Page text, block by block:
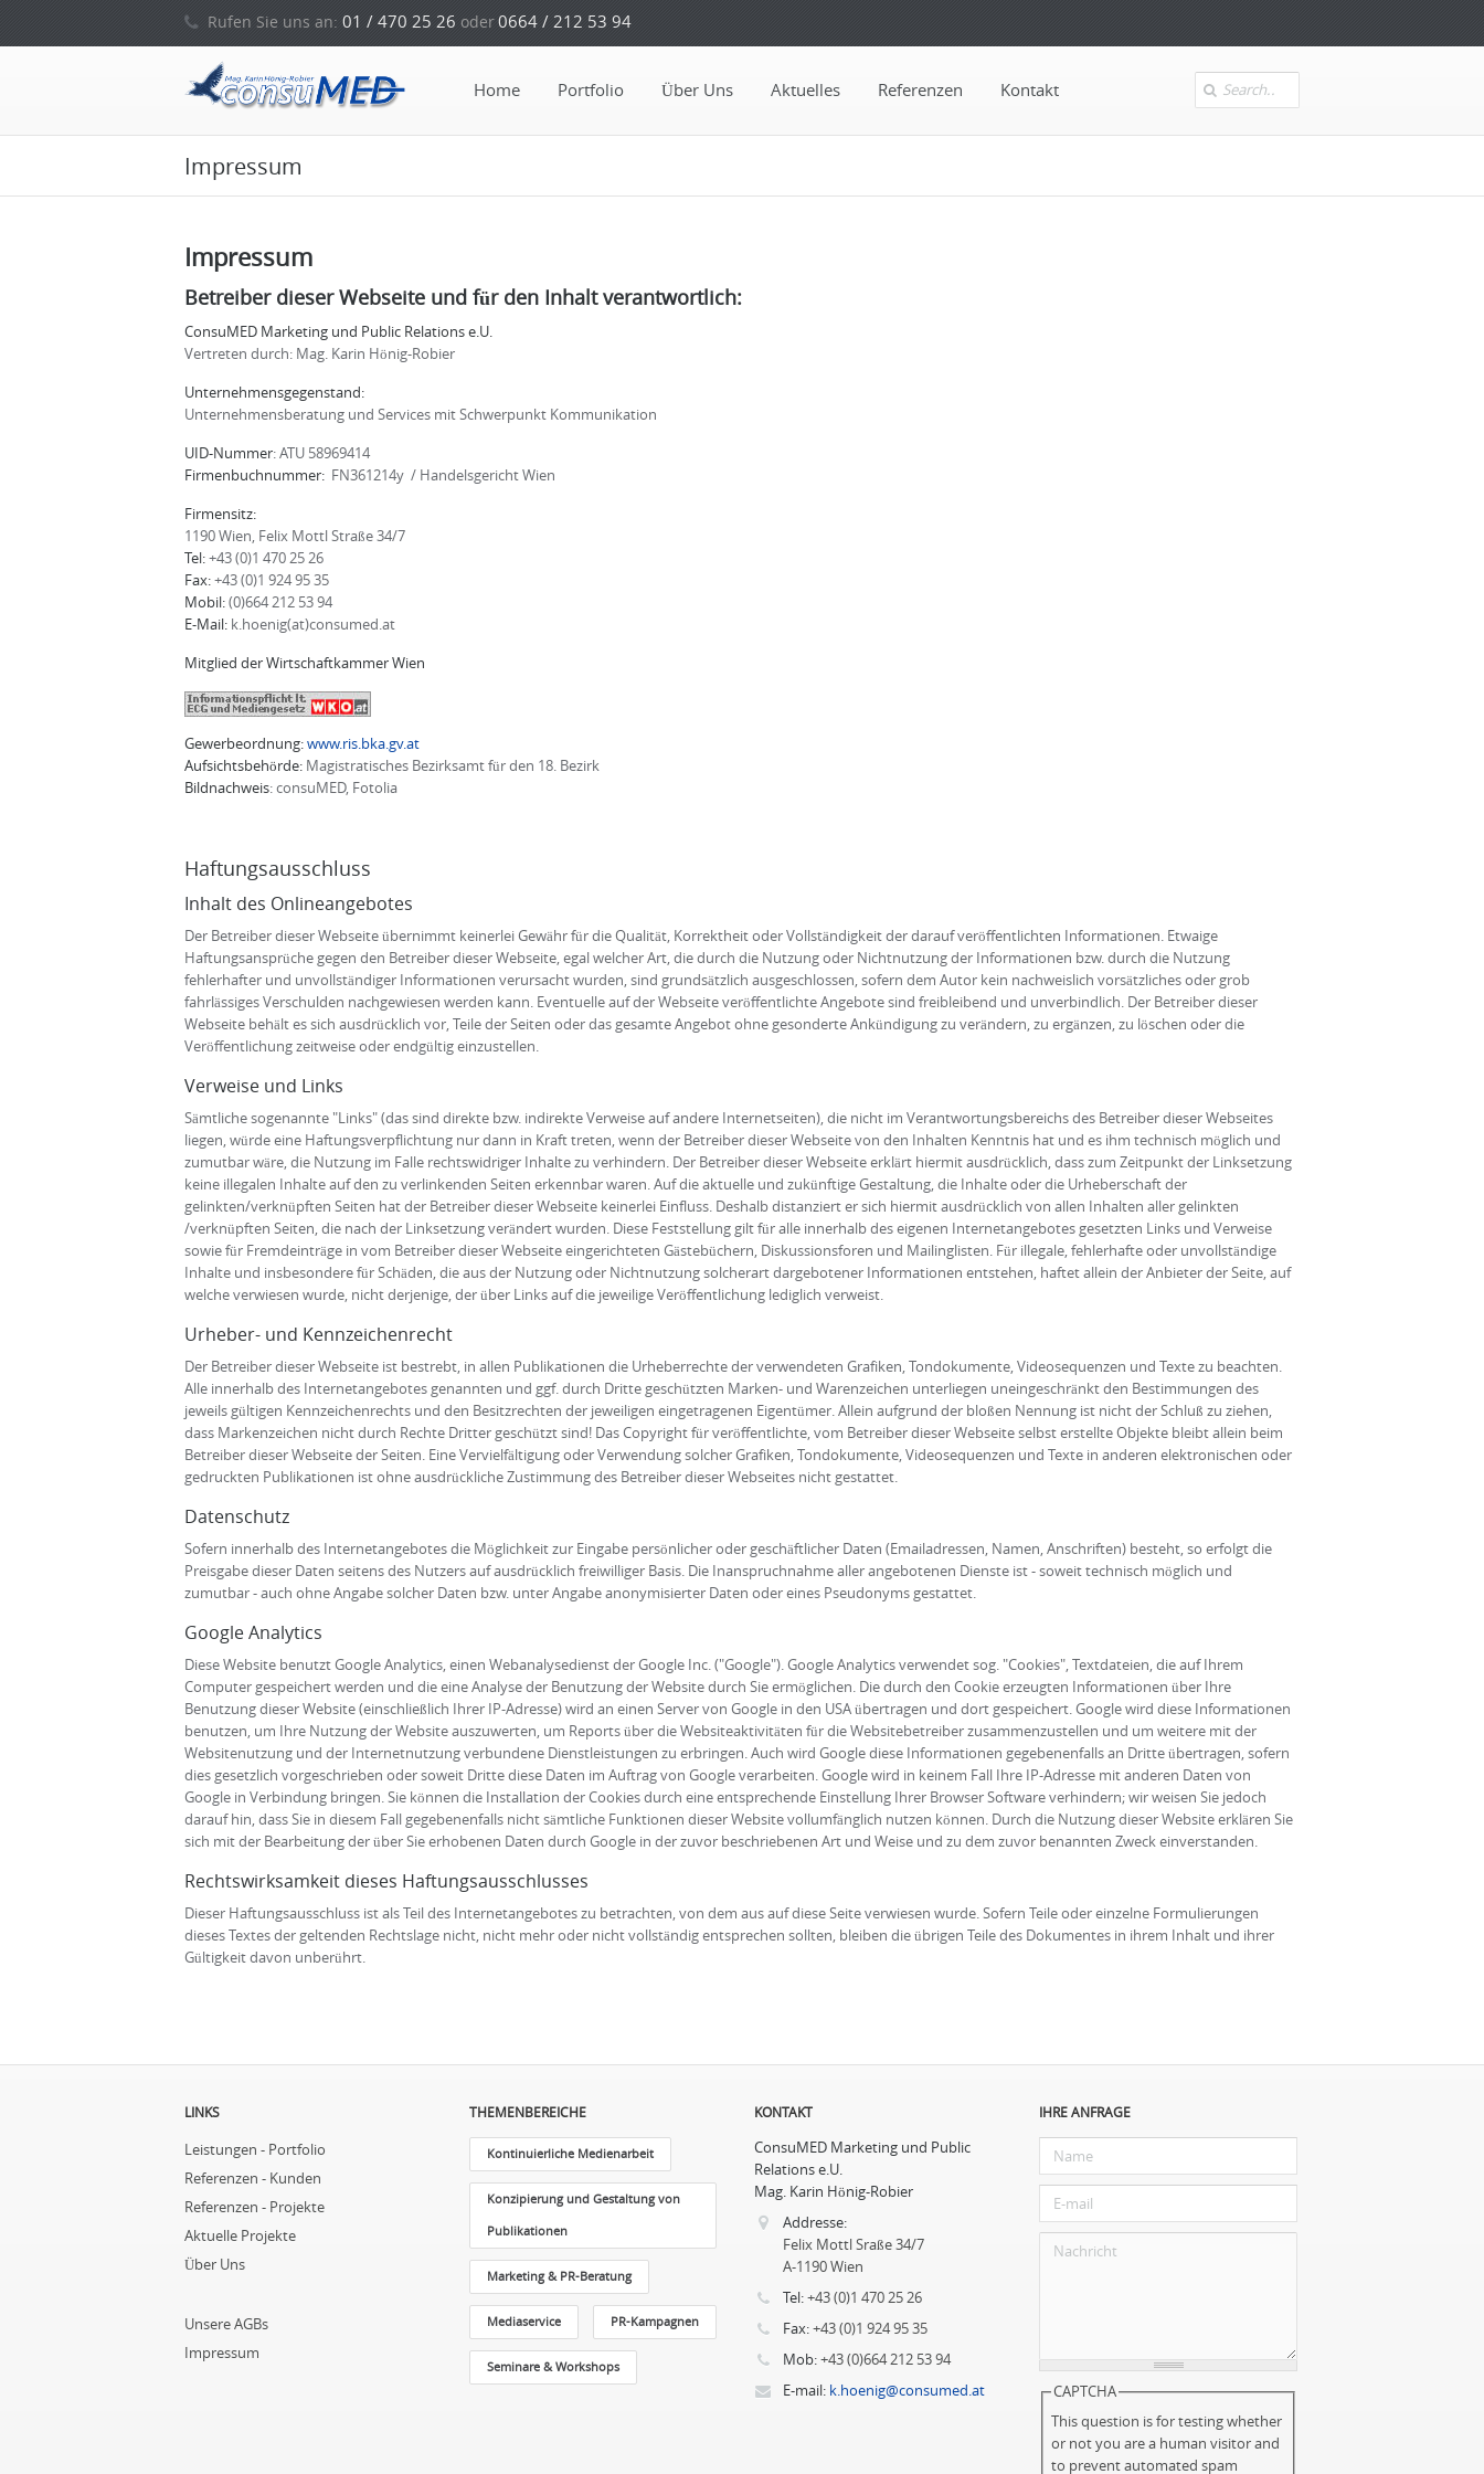
Rufen Sie uns an: 01 / 470 25 26 oder0664 / 212 53 94
Home Portfolio Über Uns Aktuelles Referenzen Kontakt Search
Impressum
Impressum
Betreiber dieser Webseite und für den Inhalt verantwortlich:
ConsuMED Marketing und Public Relations e.U.
Vertreten durch: Mag. Karin Hönig-Robier
Unternehmensgegenstand:
Unternehmensberatung und Services mit Schwerpunkt Kommunikation
UID-Nummer: ATU 58969414
Firmenbuchnummer: FN361214y / Handelsgericht Wien
Firmensitz:
1190 Wien, Felix Mottl Straße 34/7
Tel:+43 (0)1 470 25 26
Fax:+43 (0)1 924 95 35
Mobil:(0)664 212 53 94
E-Mail: k.hoenig(at)consumed.at
Mitglied der Wirtschaftkammer Wien
Gewerbeordnung:www.ris.bka.gv.at
Aufsichtsbehörde: Magistratisches Bezirksamt für den 18. Bezirk
Bildnachweis: consuMED, Fotolia
Haftungsausschluss
Inhalt des Onlineangebotes
Der Betreiber dieser Webseite übernimmt keinerlei Gewähr für die Qualität, Korrektheit oder Vollständigkeit der darauf veröffentlichten Informationen. Etwaige
Haftungsansprüche gegen den Betreiber dieser Webseite, egal welcher Art, die durch die Nutzung oder Nichtnutzung der Informationen bzw. durch die Nutzung
fehlerhafter und unvollständiger Informationen verursacht wurden, sind grundsätzlich ausgeschlossen, sofern dem Autor kein nachweislich vorsätzliches oder grob
fahrlässiges Verschulden nachgewiesen werden kann. Eventuelle auf der Webseite veröffentlichte Angebote sind freibleibend und unverbindlich. Der Betreiber dieser
Webseite behält es sich ausdrücklich vor, Teile der Seiten oder das gesamte Angebot ohne gesonderte Ankündigung zu verändern, zu ergänzen, zu löschen oder die
Veröffentlichung zeitweise oder endgültig einzustellen.
Verweise und Links
Sämtliche sogenannte "Links" (das sind direkte bzw. indirekte Verweise auf andere Internetseiten), die nicht im Verantwortungsbereichs des Betreiber dieser Webseites
liegen, würde eine Haftungsverpflichtung nur dann in Kraft treten, wenn der Betreiber dieser Webseite von den Inhalten Kenntnis hat und es ihm technisch möglich und
zumutbar wäre, die Nutzung im Falle rechtswidriger Inhalte zu verhindern. Der Betreiber dieser Webseite erklärt hiermit ausdrücklich, dass zum Zeitpunkt der Linksetzung
keine illegalen Inhalte auf den zu verlinkenden Seiten erkennbar waren. Auf die aktuelle und zukünftige Gestaltung, die Inhalte oder die Urheberschaft der
gelinkten/verknüpften Seiten hat der Betreiber dieser Webseite keinerlei Einfluss. Deshalb distanziert er sich hiermit ausdrücklich von allen Inhalten aller gelinkten
/verknüpften Seiten, die nach der Linksetzung verändert wurden. Diese Feststellung gilt für alle innerhalb des eigenen Internetangebotes gesetzten Links und Verweise
sowie für Fremdeinträge in vom Betreiber dieser Webseite eingerichteten Gästebüchern, Diskussionsforen und Mailinglisten. Für illegale, fehlerhafte oder unvollständige
Inhalte und insbesondere für Schäden, die aus der Nutzung oder Nichtnutzung solcherart dargebotener Informationen entstehen, haftet allein der Anbieter der Seite, auf
welche verwiesen wurde, nicht derjenige, der über Links auf die jeweilige Veröffentlichung lediglich verweist.
Urheber- und Kennzeichenrecht
Der Betreiber dieser Webseite ist bestrebt, in allen Publikationen die Urheberrechte der verwendeten Grafiken, Tondokumente, Videosequenzen und Texte zu beachten.
Alle innerhalb des Internetangebotes genannten und ggf. durch Dritte geschützten Marken- und Warenzeichen unterliegen uneingeschränkt den Bestimmungen des
jeweils gültigen Kennzeichenrechts und den Besitzrechten der jeweiligen eingetragenen Eigentümer. Allein aufgrund der bloßen Nennung ist nicht der Schluß zu ziehen,
dass Markenzeichen nicht durch Rechte Dritter geschützt sind! Das Copyright für veröffentlichte, vom Betreiber dieser Webseite selbst erstellte Objekte bleibt allein beim
Betreiber dieser Webseite der Seiten. Eine Vervielfältigung oder Verwendung solcher Grafiken, Tondokumente, Videosequenzen und Texte in anderen elektronischen oder
gedruckten Publikationen ist ohne ausdrückliche Zustimmung des Betreiber dieser Webseites nicht gestattet.
Datenschutz
Sofern innerhalb des Internetangebotes die Möglichkeit zur Eingabe persönlicher oder geschäftlicher Daten (Emailadressen, Namen, Anschriften) besteht, so erfolgt die
Preisgabe dieser Daten seitens des Nutzers auf ausdrücklich freiwilliger Basis. Die Inanspruchnahme aller angebotenen Dienste ist - soweit technisch möglich und
zumutbar - auch ohne Angabe solcher Daten bzw. unter Angabe anonymisierter Daten oder eines Pseudonyms gestattet.
Google Analytics
Diese Website benutzt Google Analytics, einen Webanalysedienst der Google Inc. ("Google"). Google Analytics verwendet sog. "Cookies", Textdateien, die auf Ihrem
Computer gespeichert werden und die eine Analyse der Benutzung der Website durch Sie ermöglichen. Die durch den Cookie erzeugten Informationen über Ihre
Benutzung dieser Website (einschließlich Ihrer IP‐Adresse) wird an einen Server von Google in den USA übertragen und dort gespeichert. Google wird diese Informationen
benutzen, um Ihre Nutzung der Website auszuwerten, um Reports über die Websiteaktivitäten für die Websitebetreiber zusammenzustellen und um weitere mit der
Websitenutzung und der Internetnutzung verbundene Dienstleistungen zu erbringen. Auch wird Google diese Informationen gegebenenfalls an Dritte übertragen, sofern
dies gesetzlich vorgeschrieben oder soweit Dritte diese Daten im Auftrag von Google verarbeiten. Google wird in keinem Fall Ihre IP‐Adresse mit anderen Daten von
Google in Verbindung bringen. Sie können die Installation der Cookies durch eine entsprechende Einstellung Ihrer Browser Software verhindern; wir weisen Sie jedoch
darauf hin, dass Sie in diesem Fall gegebenenfalls nicht sämtliche Funktionen dieser Website vollumfänglich nutzen können. Durch die Nutzung dieser Website erklären Sie
sich mit der Bearbeitung der über Sie erhobenen Daten durch Google in der zuvor beschriebenen Art und Weise und zu dem zuvor benannten Zweck einverstanden.
Rechtswirksamkeit dieses Haftungsausschlusses
Dieser Haftungsausschluss ist als Teil des Internetangebotes zu betrachten, von dem aus auf diese Seite verwiesen wurde. Sofern Teile oder einzelne Formulierungen
dieses Textes der geltenden Rechtslage nicht, nicht mehr oder nicht vollständig entsprechen sollten, bleiben die übrigen Teile des Dokumentes in ihrem Inhalt und ihrer
Gültigkeit davon unberührt.
LINKS
Leistungen - Portfolio
Referenzen - Kunden
Referenzen - Projekte
Aktuelle Projekte
Über Uns
Unsere AGBs
Impressum
THEMENBEREICHE
Kontinuierliche Medienarbeit
Konzipierung und Gestaltung von
Publikationen
Marketing & PR-Beratung
Mediaservice PR-Kampagnen
Seminare & Workshops
KONTAKT
ConsuMED Marketing und Public
Relations e.U.
Mag. Karin Hönig-Robier
Addresse:
Felix Mottl Sraße 34/7
A-1190 Wien
Tel:+43 (0)1 470 25 26
Fax:+43 (0)1 924 95 35
Mob:+43 (0)664 212 53 94
E-mail: k.hoenig@consumed.at
IHRE ANFRAGE
CAPTCHA
This question is for testing whether
or not you are a human visitor and
to prevent automated spam